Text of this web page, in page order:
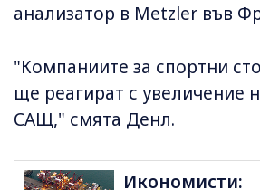
анализатор в Metzler във
"Компаниите за спортни
ще реагират с увеличение
САЩ," смята Денл.
Икономисти: